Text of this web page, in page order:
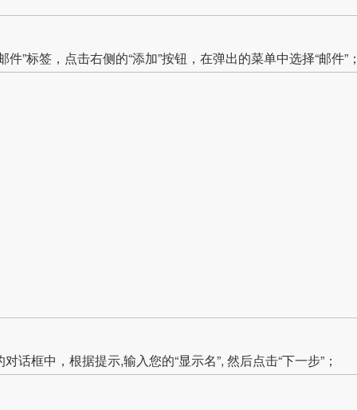
件”标签，点击右侧的“添加”按钮，在弹出的菜单中选择“邮件”
话框中，根据提示,输入您的“显示名”, 然后点击“下一步”；